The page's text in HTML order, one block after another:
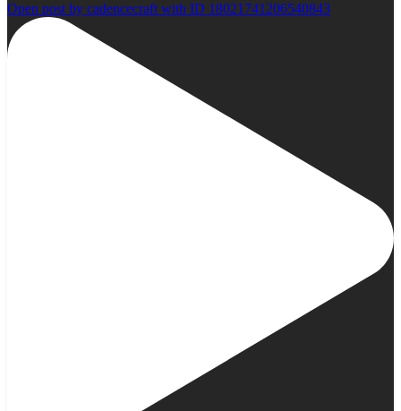
Open post by cadencecraft with ID 18021741206540843